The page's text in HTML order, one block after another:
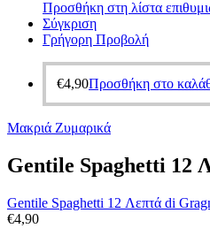
Προσθήκη στη λίστα
Σύγκριση
Γρήγορη Προβολή
€4,90Προσθήκη στο
Μακριά Ζυμαρικά
Gentile Spaghetti 12
Gentile Spaghetti 12 Λεπτά di
€4,90